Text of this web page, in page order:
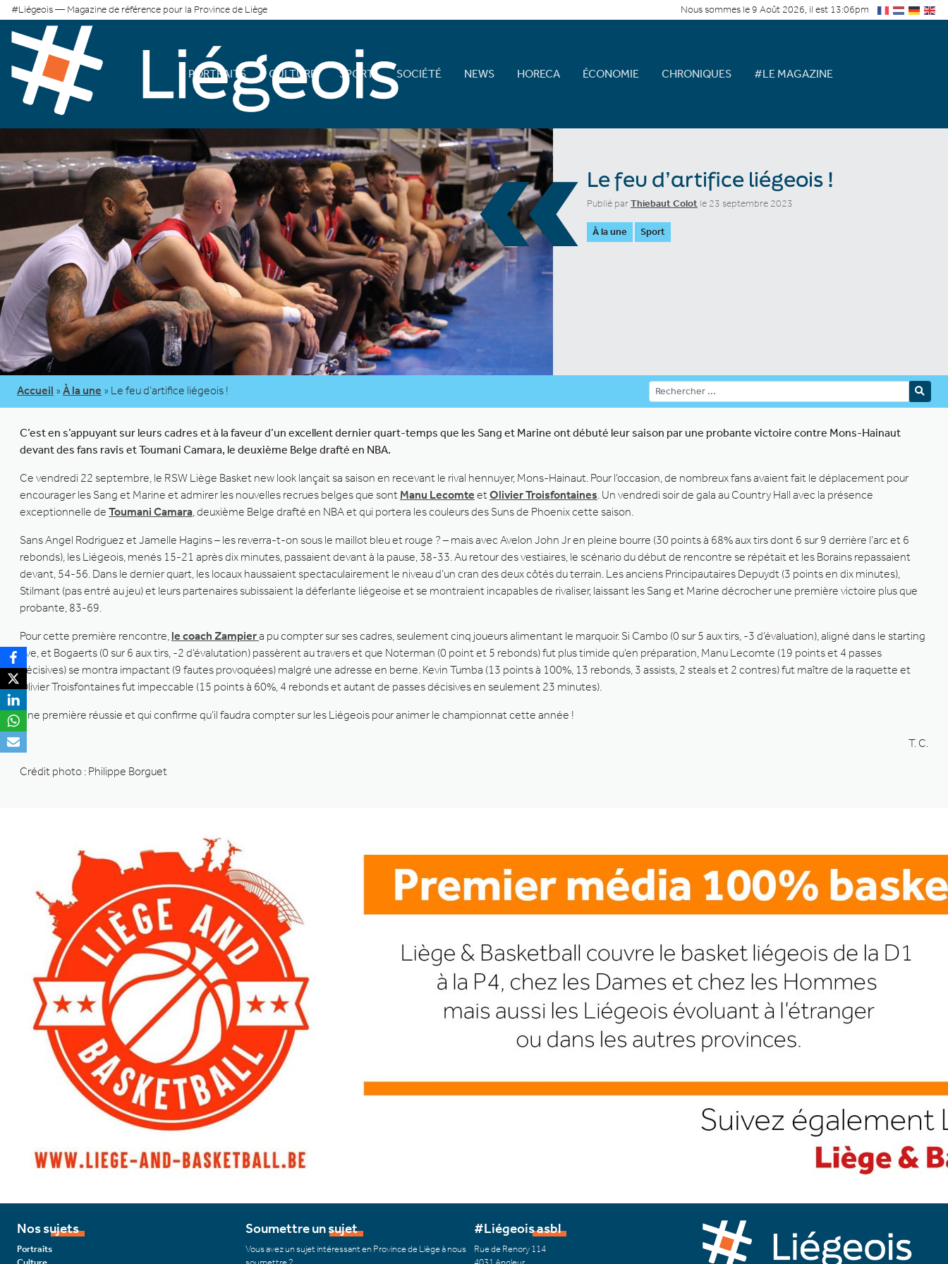
#Liégeois — Magazine de référence pour la Province de Liège Nous sommes le 9 Août 2026, il est 13:06pm
PORTRAITS CULTURE SPORT SOCIÉTÉ NEWS HORECA ÉCONOMIE CHRONIQUES #LE MAGAZINE
«Le feu d’artifice liégeois !
Publié parThiebaut Colot le 23 septembre 2023
À la une Sport
Accueil » À la une » Le feu d’artifice liégeois !
C’est en s’appuyant sur leurs cadres et à la faveur d’un excellent dernier quart-temps que les Sang et Marine ont débuté leur saison par une probante victoire contre Mons-Hainaut
devant des fans ravis et Toumani Camara, le deuxième Belge drafté en NBA.
Ce vendredi 22 septembre, le RSW Liège Basket new look lançait sa saison en recevant le rival hennuyer, Mons-Hainaut. Pour l’occasion, de nombreux fans avaient fait le déplacement pour
encourager les Sang et Marine et admirer les nouvelles recrues belges que sont Manu Lecomte etOlivier Troisfontaines. Un vendredi soir de gala au Country Hall avec la présence
exceptionnelle de Toumani Camara, deuxième Belge drafté en NBA et qui portera les couleurs des Suns de Phoenix cette saison.
Sans Angel Rodriguez et Jamelle Hagins – les reverra-t-on sous le maillot bleu et rouge ? – mais avec Avelon John Jr en pleine bourre (30 points à 68% aux tirs dont 6 sur 9 derrière l’arc et 6
rebonds), les Liégeois, menés 15-21 après dix minutes, passaient devant à la pause, 38-33. Au retour des vestiaires, le scénario du début de rencontre se répétait et les Borains repassaient
devant, 54-56. Dans le dernier quart, les locaux haussaient spectaculairement le niveau d’un cran des deux côtés du terrain. Les anciens Principautaires Depuydt (3 points en dix minutes),
Stilmant (pas entré au jeu) et leurs partenaires subissaient la déferlante liégeoise et se montraient incapables de rivaliser, laissant les Sang et Marine décrocher une première victoire plus que
probante, 83-69.
Pour cette première rencontre, le coach Zampiera pu compter sur ses cadres, seulement cinq joueurs alimentant le marquoir. Si Cambo (0 sur 5 aux tirs, -3 d’évaluation), aligné dans le starting
five, et Bogaerts (0 sur 6 aux tirs, -2 d’évalutation) passèrent au travers et que Noterman (0 point et 5 rebonds) fut plus timide qu’en préparation, Manu Lecomte (19 points et 4 passes
décisives) se montra impactant (9 fautes provoquées) malgré une adresse en berne. Kevin Tumba (13 points à 100%, 13 rebonds, 3 assists, 2 steals et 2 contres) fut maître de la raquette et
Olivier Troisfontaines fut impeccable (15 points à 60%, 4 rebonds et autant de passes décisives en seulement 23 minutes).
Une première réussie et qui confirme qu’il faudra compter sur les Liégeois pour animer le championnat cette année !
T. C.
Crédit photo : Philippe Borguet
Nos sujets
Portraits
Soumettre un sujet
Vous avez un sujet intéressant en Province de Liège à nous
#Liégeois asbl
Rue de Renory 114